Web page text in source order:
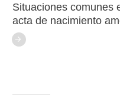
Situaciones comunes
acta de nacimiento